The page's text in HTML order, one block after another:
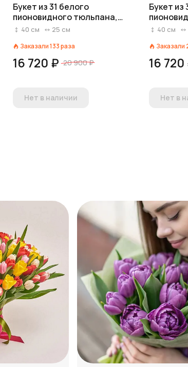
Букет из 31 белого
пионовидного тюльпана,
Голландия
40 см 25 см
Заказали133раза
16 720 ₽ 20 900 ₽
Нет в наличии
Букет из
40 см
Заказали
16
Нет в